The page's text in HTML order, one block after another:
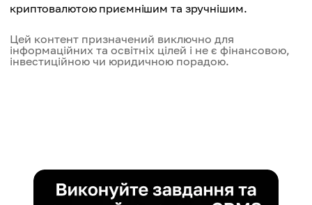
криптовалютою приємнішим та зручнішим.
Цей контент призначений виключно для
інформаційних та освітніх цілей і не є фінансовою,
інвестиційною чи юридичною порадою.